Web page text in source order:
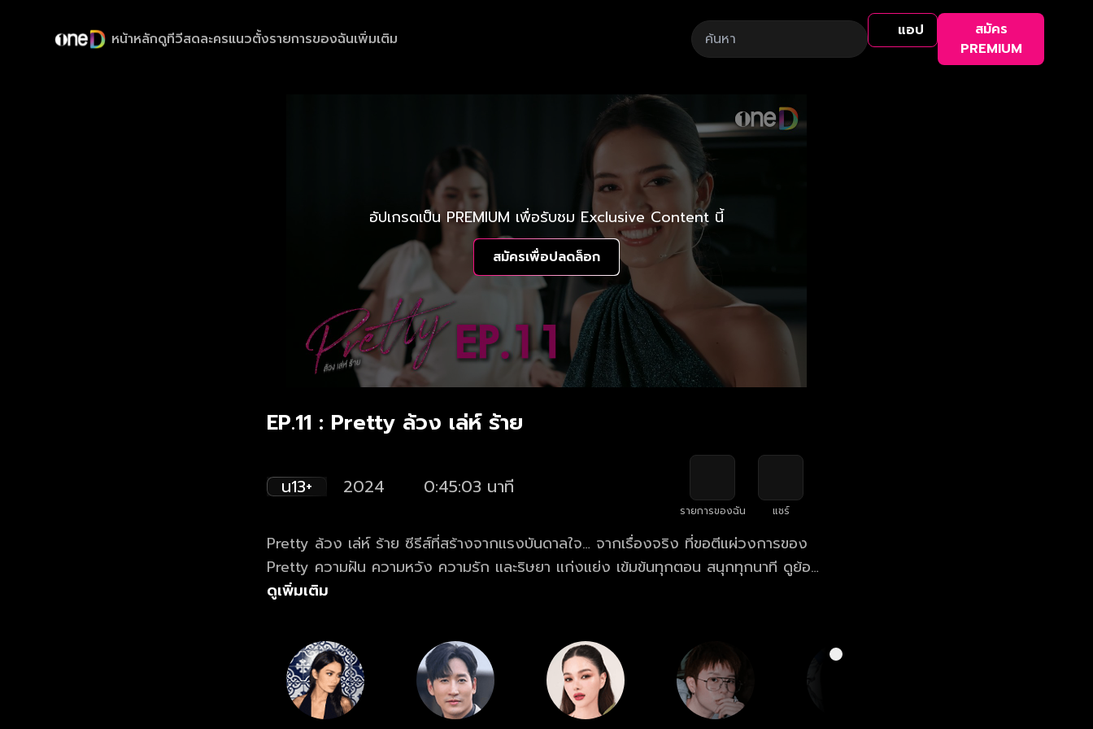
หน้าหลักดูทีวีสดละครแนวตั้งรายการของฉันเพิ่มเติม แอป
สมัคร
PREMIUM
อัปเกรดเป็น PREMIUM เพื่อรับชม Exclusive Content นี้
สมัครเพื่อปลดล็อก
EP.11 : Pretty ล้วง เล่ห์ ร้าย
น13+ 2024 0:45:03 นาที
รายการของฉัน แชร์
Pretty ล้วง เล่ห์ ร้าย ซีรีส์ที่สร้างจากแรงบันดาลใจ… จากเรื่องจริง ที่ขอตีแผ่วงการของ
Pretty ความฝัน ความหวัง ความรัก และริษยา แก่งแย่ง เข้มข้นทุกตอน สนุกทุกนาที ดูย้อย
หลังซีรีส์ Pretty ล้วง เล่ห์ ร้าย ครบทุกตอน ฟรี ทางเว็บไซต์และแอปฯ oneD.net
ดูเพิ่มเติม